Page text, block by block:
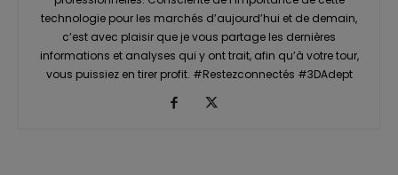
technologie pour les marchés d’aujourd’hui et de demain,
c’est avec plaisir que je vous partage les dernières
informations et analyses qui y ont trait, afin qu’à votre tour,
vous puissiez en tirer profit. #Restezconnectés #3DAdept